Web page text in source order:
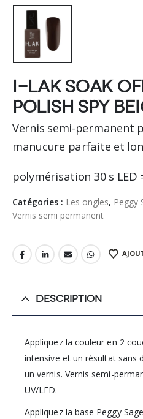
I-LAK soak
polish spy
Vernis semi-permanent
manucure parfaite et
polymérisation 30 s LED
Catégories : Les ongles, Peggy
Vernis semi permanent
DESCRIPTION
Appliquez la couleur en 2
intensive et un résultat sans
un vernis. Vernis semi-
UV/LED.
Appliquez la base Peggy